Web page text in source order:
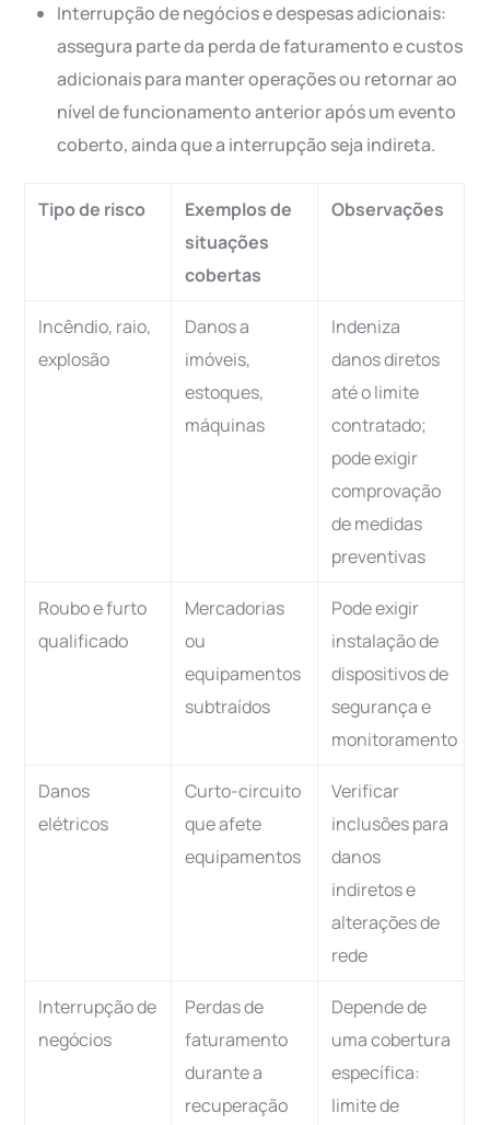
Interrupção de negócios e despesas adicionais:
assegura parte da perda de faturamento e custos
adicionais para manter operações ou retornar ao
nível de funcionamento anterior após um evento
coberto, ainda que a interrupção seja indireta.
Tipo de risco
Exemplos de
situações
cobertas
Observações
Incêndio, raio,
explosão
Danos a
imóveis,
estoques,
máquinas
Indeniza
danos diretos
até o limite
contratado;
pode exigir
comprovação
de medidas
preventivas
Roubo e furto
qualificado
Mercadorias
ou
equipamentos
subtraídos
Pode exigir
instalação de
dispositivos de
segurança e
monitoramento
Danos
elétricos
Curto-circuito
que afete
equipamentos
Verificar
inclusões para
danos
indiretos e
alterações de
rede
Interrupção de
negócios
Perdas de
faturamento
durante a
recuperação
Depende de
uma cobertura
específica:
limite de